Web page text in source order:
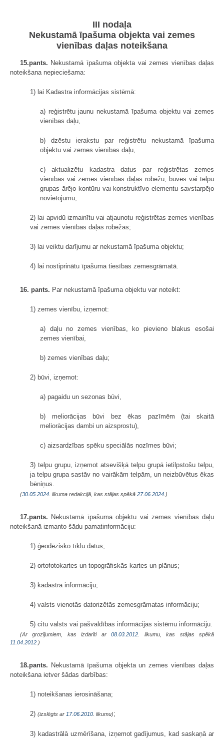
III nodaļa
Nekustamā īpašuma objekta vai zemes
vienības daļas noteikšana
15.pants. Nekustamā īpašuma objekta vai zemes vienības daļas
noteikšana nepieciešama:
1) lai Kadastra informācijas sistēmā:
a) reģistrētu jaunu nekustamā īpašuma objektu vai zemes
vienības daļu,
b) dzēstu ierakstu par reģistrētu nekustamā īpašuma
objektu vai zemes vienības daļu,
c) aktualizētu kadastra datus par reģistrētas zemes
vienības vai zemes vienības daļas robežu, būves vai telpu
grupas ārējo kontūru vai konstruktīvo elementu savstarpējo
novietojumu;
2) lai apvidū izmainītu vai atjaunotu reģistrētas zemes vienības
vai zemes vienības daļas robežas;
3) lai veiktu darījumu ar nekustamā īpašuma objektu;
4) lai nostiprinātu īpašuma tiesības zemesgrāmatā.
16. pants. Par nekustamā īpašuma objektu var noteikt:
1) zemes vienību, izņemot:
a) daļu no zemes vienības, ko pievieno blakus esošai
zemes vienībai,
b) zemes vienības daļu;
2) būvi, izņemot:
a) pagaidu un sezonas būvi,
b) meliorācijas būvi bez ēkas pazīmēm (tai skaitā
meliorācijas dambi un aizsprostu),
c) aizsardzības spēku speciālās nozīmes būvi;
3) telpu grupu, izņemot atsevišķā telpu grupā ietilpstošu telpu,
ja telpu grupa sastāv no vairākām telpām, un neizbūvētus ēkas
bēniņus.
(30.05.2024. likuma redakcijā, kas stājas spēkā 27.06.2024.)
17.pants. Nekustamā īpašuma objektu vai zemes vienības daļu
noteikšanā izmanto šādu pamatinformāciju:
1) ģeodēzisko tīklu datus;
2) ortofotokartes un topogrāfiskās kartes un plānus;
3) kadastra informāciju;
4) valsts vienotās datorizētās zemesgrāmatas informāciju;
5) citu valsts vai pašvaldības informācijas sistēmu informāciju.
(Ar grozījumiem, kas izdarīti ar08.03.2012. likumu, kas stājas spēkā
11.04.2012.)
18.pants. Nekustamā īpašuma objekta un zemes vienības daļas
noteikšana ietver šādas darbības:
1) noteikšanas ierosināšana;
2) (izslēgts ar 17.06.2010. likumu);
3) kadastrālā uzmērīšana, izņemot gadījumus, kad saskaņā ar